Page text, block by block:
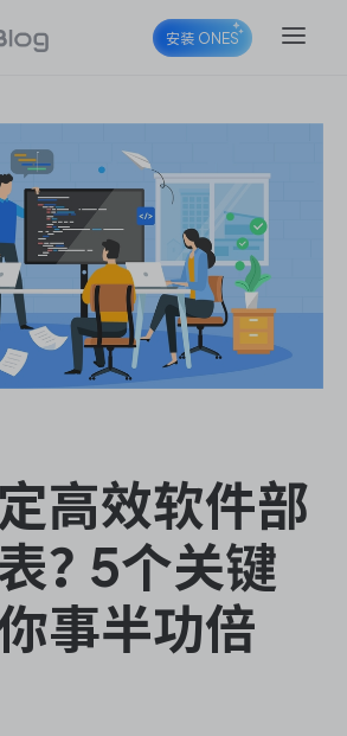
安装 ONES
高效软件部
？5个关键
事半功倍